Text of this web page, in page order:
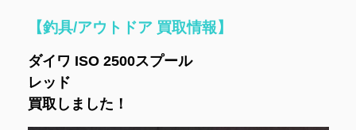
【釣具/アウトドア 買取情報】
ダイワ ISO 2500スプール
レッド
買取しました！